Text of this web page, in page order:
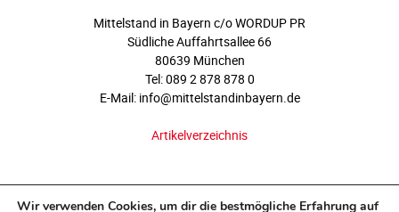
Mittelstand in Bayern c/o WORDUP PR
Südliche Auffahrtsallee 66
80639 München
Tel: 089 2 878 878 0
E-Mail: info@mittelstandinbayern.de
Artikelverzeichnis
Wir verwenden Cookies, um dir die bestmögliche Erfahrung auf